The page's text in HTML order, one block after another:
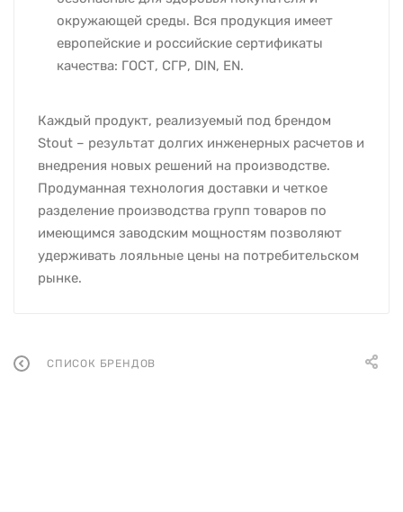
окружающей среды. Вся продукция имеет
европейские и российские сертификаты
качества: ГОСТ, СГР, DIN, EN.
Каждый продукт, реализуемый под брендом
Stout – результат долгих инженерных расчетов и
внедрения новых решений на производстве.
Продуманная технология доставки и четкое
разделение производства групп товаров по
имеющимся заводским мощностям позволяют
удерживать лояльные цены на потребительском
рынке.
СПИСОК БРЕНДОВ